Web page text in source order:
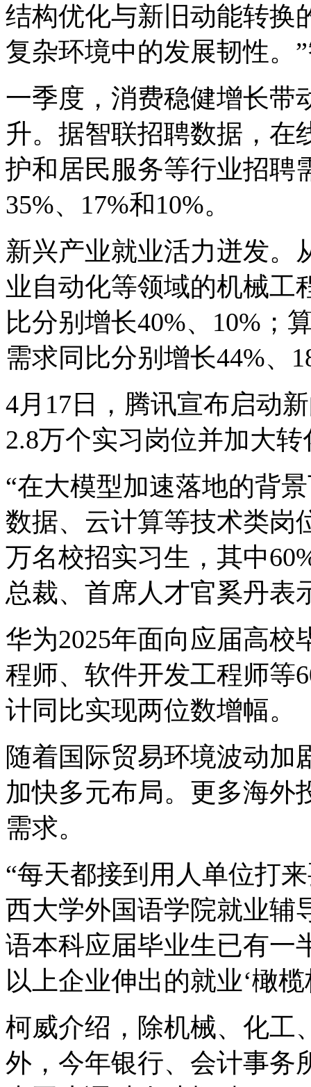
结构优化与新旧动能转换
复杂环境中的发展韧性。
一季度，消费稳健增长带
升。据智联招聘数据，在
护和居民服务等行业招聘
35%、17%和10%。
新兴产业就业活力迸发。
业自动化等领域的机械工
比分别增长40%、10%；
需求同比分别增长44%、
4月17日，腾讯宣布启动
2.8万个实习岗位并加大
“在大模型加速落地的背
数据、云计算等技术类岗
万名校招实习生，其中
总裁、首席人才官奚丹表
华为2025年面向应届高
程师、软件开发工程师等
计同比实现两位数增幅。
随着国际贸易环境波动加
加快多元布局。更多海外
需求。
“每天都接到用人单位打
西大学外国语学院就业辅
语本科应届毕业生已有一
以上企业伸出的就业‘橄榄
柯威介绍，除机械、化工
外，今年银行、会计事务